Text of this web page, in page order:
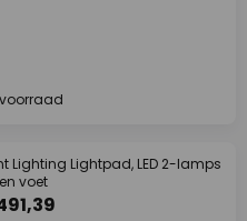
Lighting Lightpad, LED 2-lamps
voet